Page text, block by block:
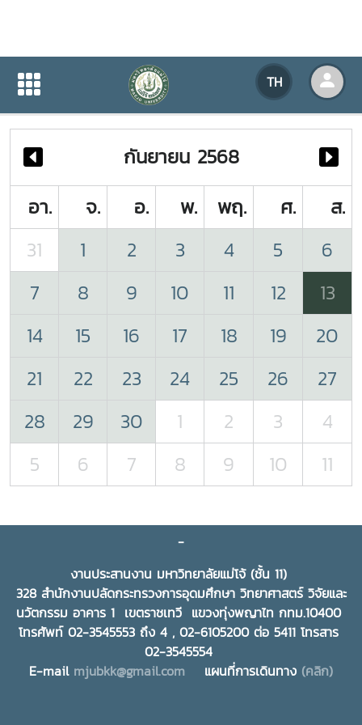
TH
ปฏิทินกิจกรรมของหน่วยงาน
ปฏิทินกิจกรรมของหน่วยงาน
กันยายน 2568
อา.
จ. อ. พ. พฤ. ศ.
ส.
31
1 2 3 4 5
6
7
8 9 10 11 12
13
14
15 16 17 18 19
20
21
22 23 24 25 26
27
28
29 30 1 2 3
4
5
6 7 8 9 10 11
-
งานประสานงาน มหาวิทยาลัยแม่โจ้ (ชั้น 11)
328 สำนักงานปลัดกระทรวงการอุดมศึกษา วิทยาศาสตร์ วิจัยและ
นวัตกรรม อาคาร 1 เขตราชเทวี แขวงทุ่งพญาไท กทม.10400
โทรศัพท์ 02-3545553 ถึง 4 , 02-6105200 ต่อ 5411 โทรสาร
02-3545554
E-mail mjubkk@gmail.com แผนที่การเดินทาง (คลิก)